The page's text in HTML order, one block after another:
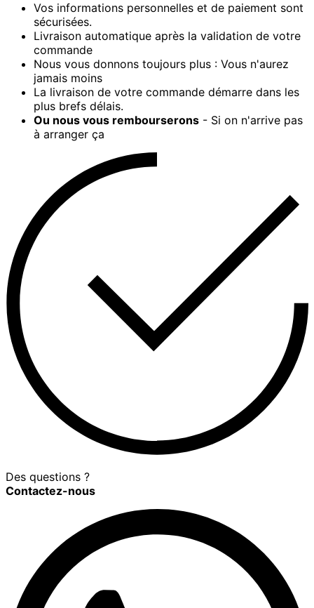
Vos informations personnelles et de paiement sont
sécurisées.
Livraison automatique après la validation de votre
commande
Nous vous donnons toujours plus : Vous n'aurez
jamais moins
La livraison de votre commande démarre dans les
plus brefs délais.
Ou nous vous rembourserons - Si on n'arrive pas
à arranger ça
Des questions ?
Contactez-nous